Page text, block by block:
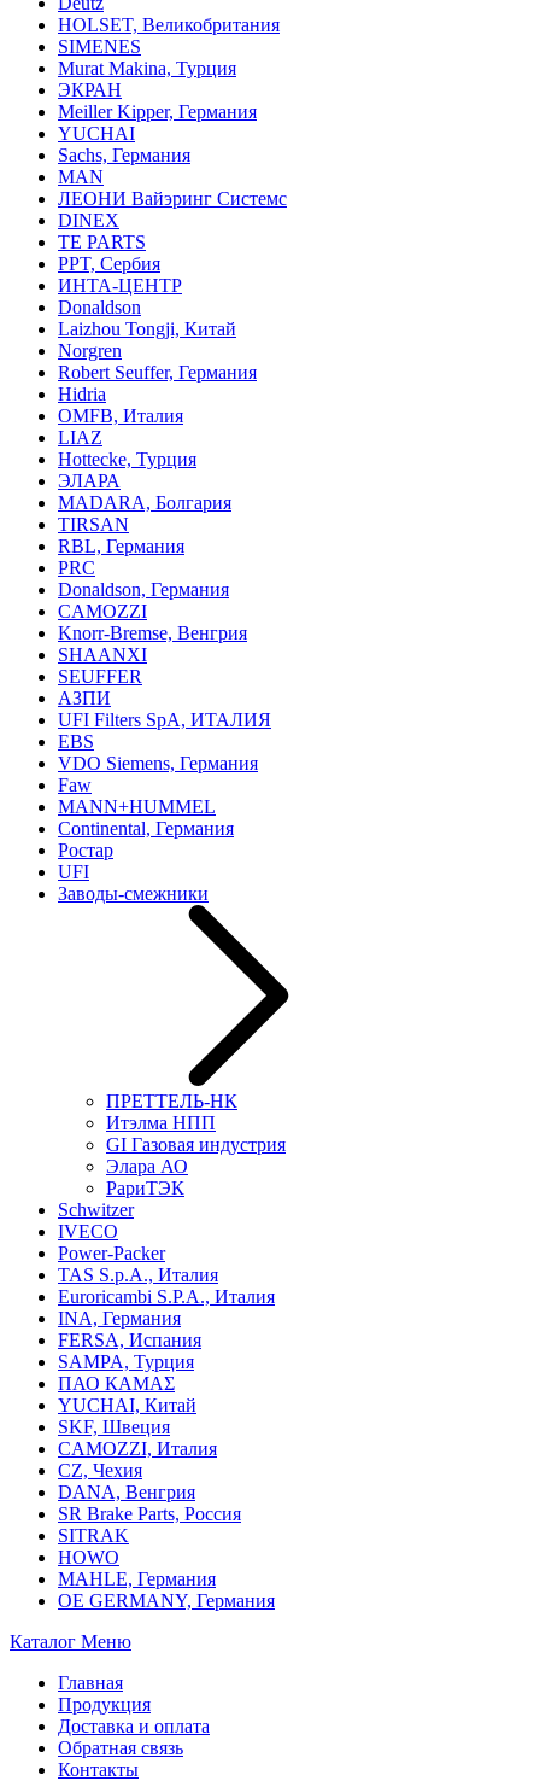
HOLSET, Великобритания
SIMENES
Murat Makina, Турция
ЭКРАН
Meiller Kipper, Германия
YUCHAI
Sachs, Германия
MAN
ЛЕОНИ Вайэринг Системс
DINEX
TE PARTS
PPT, Сербия
ИНТА-ЦЕНТР
Donaldson
Laizhou Tongji, Китай
Norgren
Robert Seuffer, Германия
Hidria
OMFB, Италия
LIAZ
Hottecke, Турция
ЭЛАРА
MADARA, Болгария
TIRSAN
RBL, Германия
PRC
Donaldson, Германия
CAMOZZI
Knorr-Bremse, Венгрия
SHAANXI
SEUFFER
АЗПИ
UFI Filters SpA, ИТАЛИЯ
EBS
VDO Siemens, Германия
Faw
MANN+HUMMEL
Continental, Германия
Ростар
UFI
Заводы-смежники
ПРЕТТЕЛЬ-НК
Итэлма НПП
GI Газовая индустрия
Элара АО
РариТЭК
Schwitzer
IVECO
Power-Packer
TAS S.p.A., Италия
Euroricambi S.P.A., Италия
INA, Германия
FERSA, Испания
SAMPA, Турция
ПАО КАМАΣ
YUCHAI, Китай
SKF, Швеция
CAMOZZI, Италия
CZ, Чехия
DANA, Венгрия
SR Brake Parts, Россия
SITRAK
HOWO
MAHLE, Германия
OE GERMANY, Германия
Каталог Меню
Главная
Продукция
Доставка и оплата
Обратная связь
Контакты